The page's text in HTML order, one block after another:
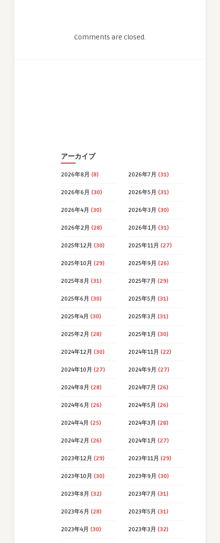
Comments are closed.
アーカイブ
2026年8月 (8) 2026年7月 (31)
2026年6月 (30) 2026年5月 (31)
2026年4月 (30) 2026年3月 (30)
2026年2月 (28) 2026年1月 (31)
2025年12月 (30) 2025年11月 (27)
2025年10月 (29) 2025年9月 (26)
2025年8月 (31) 2025年7月 (29)
2025年6月 (30) 2025年5月 (31)
2025年4月 (30) 2025年3月 (31)
2025年2月 (28) 2025年1月 (30)
2024年12月 (30) 2024年11月 (22)
2024年10月 (27) 2024年9月 (27)
2024年8月 (28) 2024年7月 (26)
2024年6月 (26) 2024年5月 (26)
2024年4月 (25) 2024年3月 (28)
2024年2月 (26) 2024年1月 (27)
2023年12月 (29) 2023年11月 (29)
2023年10月 (30) 2023年9月 (30)
2023年8月 (32) 2023年7月 (31)
2023年6月 (28) 2023年5月 (31)
2023年4月 (30) 2023年3月 (32)